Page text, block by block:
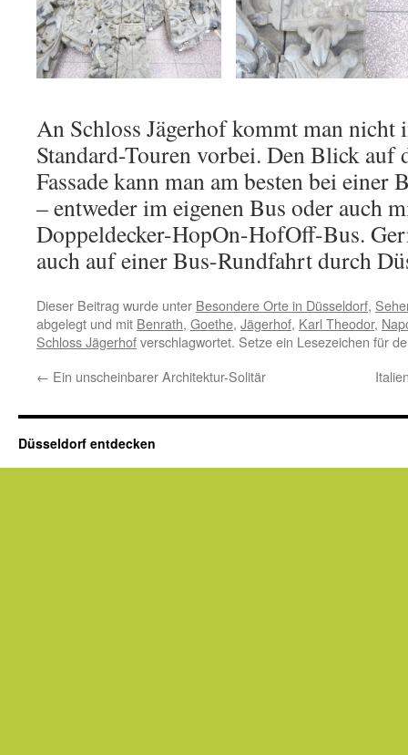
An Schloss Jägerhof kommt man nicht
Standard-Touren vorbei. Den Blick auf
Fassade kann man am besten bei einer
– entweder im eigenen Bus oder auch
Doppeldecker-HopOn-HofOff-Bus.
auch auf einer Bus-Rundfahrt durch
Dieser Beitrag wurde unter Besondere Orte in Düsseldorf,
abgelegt und mit Benrath, Goethe, Jägerhof, Karl Theodor,
Schloss Jägerhofverschlagwortet. Setze ein Lesezeichen für
← Ein unscheinbarer Architektur-Solitär
Düsseldorf entdecken